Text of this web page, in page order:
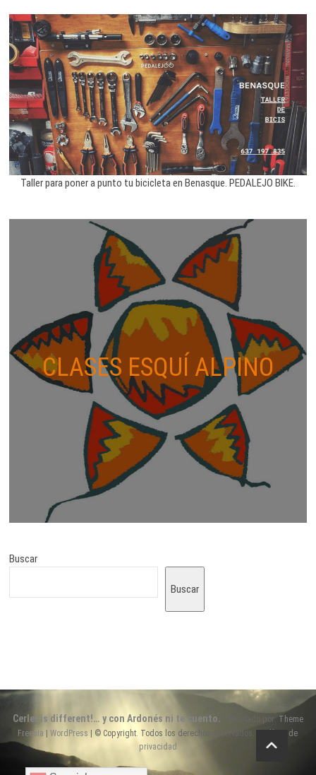
Taller para poner a punto tu bicicleta en Benasque. PEDALEJO BIKE.
CLASES ESQUÍ ALPINO
Buscar
Buscar
Cerler is different!… y con Ardonés ni te cuento. | Diseñado por: Theme
Freesia
|WordPress | © Copyright. Todos los derechos reservados. |
Política de
privacidad